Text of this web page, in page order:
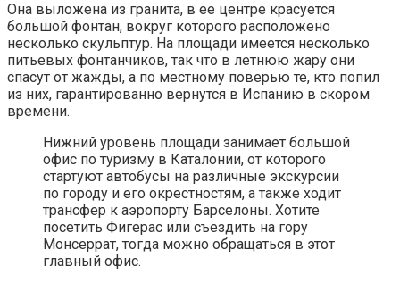
Она выложена из гранита, в ее центре красуется
большой фонтан, вокруг которого расположено
несколько скульптур. На площади имеется несколько
питьевых фонтанчиков, так что в летнюю жару они
спасут от жажды, а по местному поверью те, кто попил
из них, гарантированно вернутся в Испанию в скором
времени.
Нижний уровень площади занимает большой
офис по туризму в Каталонии, от которого
стартуют автобусы на различные экскурсии
по городу и его окрестностям, а также ходит
трансфер к аэропорту Барселоны. Хотите
посетить Фигерас или съездить на гору
Монсеррат, тогда можно обращаться в этот
главный офис.